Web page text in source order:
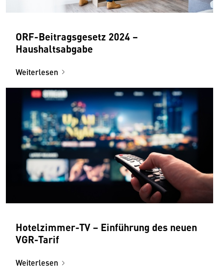
ORF-Beitragsgesetz 2024 –
Haushaltsabgabe
Weiterlesen
Hotelzimmer-TV − Einführung des neuen
VGR-Tarif
Weiterlesen